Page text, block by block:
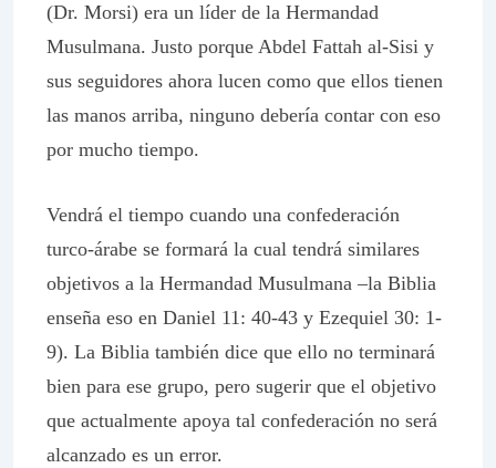
(Dr. Morsi) era un líder de la Hermandad
Musulmana. Justo porque Abdel Fattah al-Sisi y
sus seguidores ahora lucen como que ellos tienen
las manos arriba, ninguno debería contar con eso
por mucho tiempo.
Vendrá el tiempo cuando una confederación
turco-árabe se formará la cual tendrá similares
objetivos a la Hermandad Musulmana –la Biblia
enseña eso en Daniel 11: 40-43 y Ezequiel 30: 1-
9). La Biblia también dice que ello no terminará
bien para ese grupo, pero sugerir que el objetivo
que actualmente apoya tal confederación no será
alcanzado es un error.